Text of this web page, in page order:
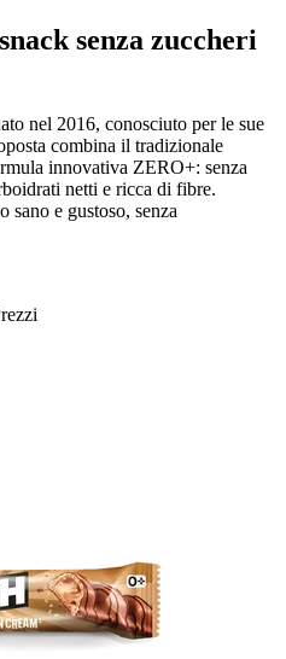
senza zuccheri
nel 2016, conosciuto per le sue
combina il tradizionale
innovativa ZERO+: senza
netti e ricca di fibre.
sano e gustoso, senza